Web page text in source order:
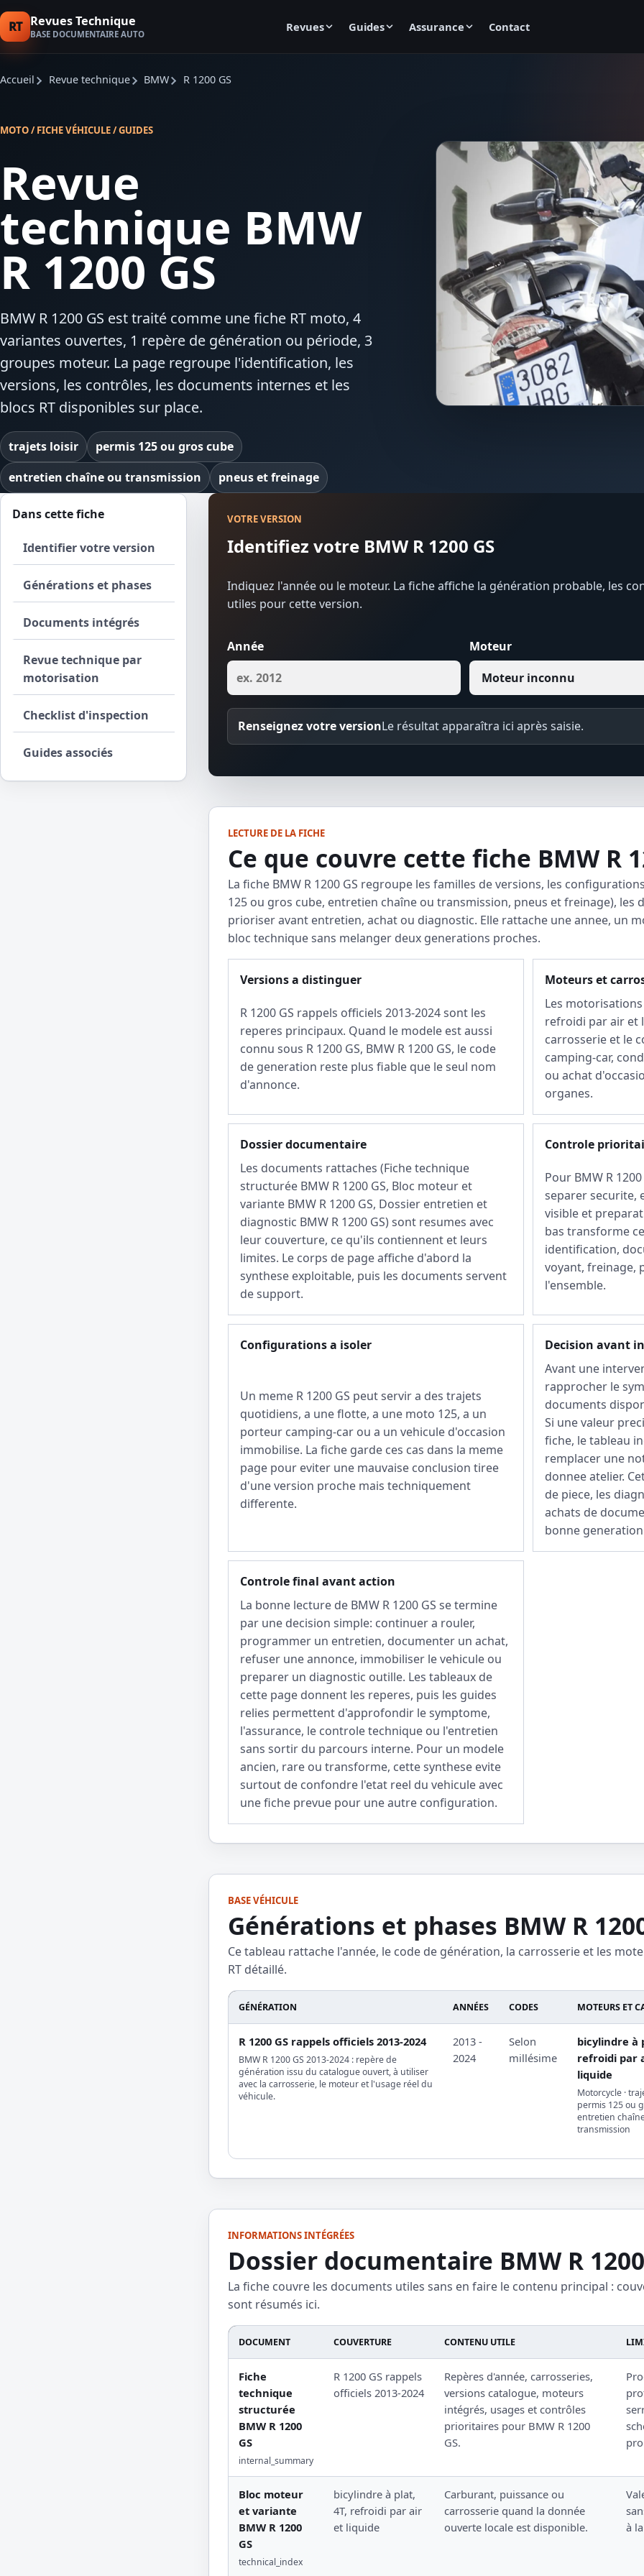
RT Revues Technique
BASE DOCUMENTAIRE AUTO
Revues Guides Assurance Contact
Accueil Revue technique BMW R 1200 GS
MOTO / FICHE VÉHICULE / GUIDES
Revue
technique BMW
R 1200 GS
BMW R 1200 GS est traité comme une fiche RT moto, 4
variantes ouvertes, 1 repère de génération ou période, 3
groupes moteur. La page regroupe l'identification, les
versions, les contrôles, les documents internes et les
blocs RT disponibles sur place.
trajets loisir
permis 125 ou gros cube
entretien chaîne ou transmission
pneus et freinage
Dans cette fiche
Identifier votre version
Générations et phases
Documents intégrés
Revue technique par
motorisation
Checklist d'inspection
Guides associés
VOTRE VERSION
Identifiez votre BMW R 1200 GS
Indiquez l'année ou le moteur. La fiche affiche la génération probable, les
utiles pour cette version.
Année Moteur
Renseignez votre versionLe résultat apparaîtra ici après saisie.
LECTURE DE LA FICHE
Ce que couvre cette fiche BMW R
La fiche BMW R 1200 GS regroupe les familles de versions, les
125 ou gros cube, entretien chaîne ou transmission, pneus et freinage), les
prioriser avant entretien, achat ou diagnostic. Elle rattache une annee, un
bloc technique sans melanger deux generations proches.
Versions a distinguer
R 1200 GS rappels officiels 2013-2024 sont les
reperes principaux. Quand le modele est aussi
connu sous R 1200 GS, BMW R 1200 GS, le code
de generation reste plus fiable que le seul nom
d'annonce.
Moteurs et
Les
refroidi par air et
carrosserie et le
camping-car,
ou achat
organes.
Dossier documentaire
Les documents rattaches (Fiche technique
structurée BMW R 1200 GS, Bloc moteur et
variante BMW R 1200 GS, Dossier entretien et
diagnostic BMW R 1200 GS) sont resumes avec
leur couverture, ce qu'ils contiennent et leurs
limites. Le corps de page affiche d'abord la
synthese exploitable, puis les documents servent
de support.
Controle
Pour BMW R
separer securite,
visible et
bas transforme
identification,
voyant, freinage,
l'ensemble.
Configurations a isoler
Un meme R 1200 GS peut servir a des trajets
quotidiens, a une flotte, a une moto 125, a un
porteur camping-car ou a un vehicule d'occasion
immobilise. La fiche garde ces cas dans la meme
page pour eviter une mauvaise conclusion tiree
d'une version proche mais techniquement
differente.
Decision avant
Avant une
rapprocher le
documents
Si une valeur
fiche, le tableau
remplacer une
donnee atelier.
de piece, les
achats de
bonne
Controle final avant action
La bonne lecture de BMW R 1200 GS se termine
par une decision simple: continuer a rouler,
programmer un entretien, documenter un achat,
refuser une annonce, immobiliser le vehicule ou
preparer un diagnostic outille. Les tableaux de
cette page donnent les reperes, puis les guides
relies permettent d'approfondir le symptome,
l'assurance, le controle technique ou l'entretien
sans sortir du parcours interne. Pour un modele
ancien, rare ou transforme, cette synthese evite
surtout de confondre l'etat reel du vehicule avec
une fiche prevue pour une autre configuration.
BASE VÉHICULE
Générations et phases BMW R
Ce tableau rattache l'année, le code de génération, la carrosserie et les
RT détaillé.
GÉNÉRATION ANNÉES CODES MOTEURS ET
R 1200 GS rappels officiels 2013-2024
BMW R 1200 GS 2013-2024 : repère de
génération issu du catalogue ouvert, à utiliser
avec la carrosserie, le moteur et l'usage réel du
véhicule.
2013 -
2024
Selon
millésime
bicylindre à
refroidi par
liquide
Motorcycle ·
permis 125 ou
entretien
transmission
INFORMATIONS INTÉGRÉES
Dossier documentaire BMW R
La fiche couvre les documents utiles sans en faire le contenu principal :
sont résumés ici.
DOCUMENT COUVERTURE CONTENU UTILE
Fiche
technique
structurée
BMW R 1200
GS
internal_summary
R 1200 GS rappels
officiels 2013-2024
Repères d'année, carrosseries,
versions catalogue, moteurs
intégrés, usages et contrôles
prioritaires pour BMW R 1200
GS.
Bloc moteur
et variante
BMW R 1200
GS
technical_index
bicylindre à plat,
4T, refroidi par air
et liquide
Carburant, puissance ou
carrosserie quand la donnée
ouverte locale est disponible.
à